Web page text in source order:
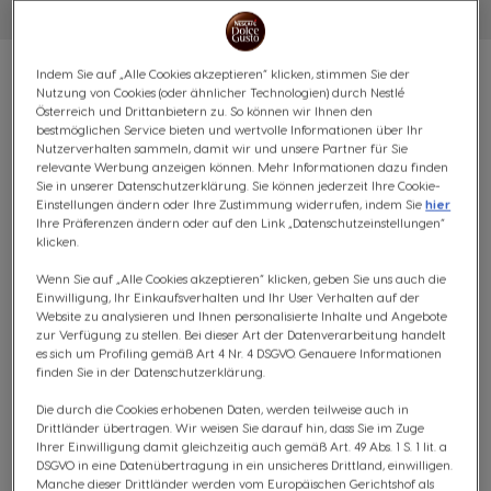
VORTEILSPACK ESPRESSO
LOVERS - 64 KAPSELN
KAPSELN:x64
Kapsel-Symbol
Entdecke unsere Auswahl an aromatischen Espressi!
Unser beliebtes Espresso Lover Bundle besteht aus
jeweils zwei Packungen Ristretto Ardenza und Espresso
Intenso. Es entführt dich in die vielfältige Welt unser
Espressi. Freu dich auf die feine, samtige Crema und den
aromatischen Geschmack.
Indem Sie auf „Alle Cookies akzeptieren“ klicken, stimmen Sie der
Nutzung von Cookies (oder ähnlicher Technologien) durch Nestlé
Österreich und Drittanbietern zu. So können wir Ihnen den
bestmöglichen Service bieten und wertvolle Informationen über Ihr
Nutzerverhalten sammeln, damit wir und unsere Partner für Sie
relevante Werbung anzeigen können. Mehr Informationen dazu finden
Sie in unserer Datenschutzerklärung. Sie können jederzeit Ihre Cookie-
Einstellungen ändern oder Ihre Zustimmung widerrufen, indem Siehier
Ihre Präferenzen ändern oder auf den Link „Datenschutzeinstellungen“
klicken.
Wenn Sie auf „Alle Cookies akzeptieren“ klicken, geben Sie uns auch die
Einwilligung, Ihr Einkaufsverhalten und Ihr User Verhalten auf der
Website zu analysieren und Ihnen personalisierte Inhalte und Angebote
zur Verfügung zu stellen. Bei dieser Art der Datenverarbeitung handelt
es sich um Profiling gemäß Art 4 Nr. 4 DSGVO. Genauere Informationen
finden Sie in der Datenschutzerklärung.
Die durch die Cookies erhobenen Daten, werden teilweise auch in
Drittländer übertragen. Wir weisen Sie darauf hin, dass Sie im Zuge
Ihrer Einwilligung damit gleichzeitig auch gemäß Art. 49 Abs. 1 S. 1 lit. a
DSGVO in eine Datenübertragung in ein unsicheres Drittland, einwilligen.
Manche dieser Drittländer werden vom Europäischen Gerichtshof als